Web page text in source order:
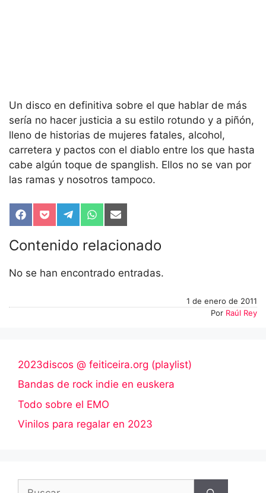
Un disco en definitiva sobre el que hablar de más
sería no hacer justicia a su estilo rotundo y a piñón,
lleno de historias de mujeres fatales, alcohol,
carretera y pactos con el diablo entre los que hasta
cabe algún toque de spanglish. Ellos no se van por
las ramas y nosotros tampoco.
Compartir
en
Facebook
Compartir
en
Pocket
Compartir
en
Telegram
Compartir
en
WhatsApp
Compartir
en
Email
Contenido relacionado
No se han encontrado entradas.
1 de enero de 2011
Por Raúl Rey
2023discos @ feiticeira.org (playlist)
Bandas de rock indie en euskera
Todo sobre el EMO
Vinilos para regalar en 2023
Buscar: